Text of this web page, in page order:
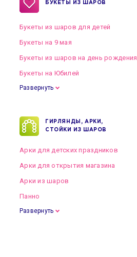
БУКЕТЫ ИЗ ШАРОВ
Букеты из шаров для детей
Букеты на 9 мая
Букеты из шаров на день рождения
Букеты на Юбилей
Развернуть
ГИРЛЯНДЫ, АРКИ,
СТОЙКИ ИЗ ШАРОВ
Арки для детских праздников
Арки для открытия магазина
Арки из шаров
Панно
Развернуть